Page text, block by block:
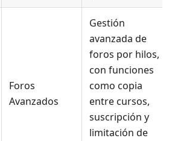
Foros
Avanzados
Gestión
avanzada de
foros por hilos,
con funciones
como copia
entre cursos,
suscripción y
limitación de